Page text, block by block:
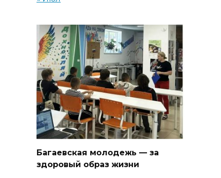
Багаевская молодежь — за
здоровый образ жизни